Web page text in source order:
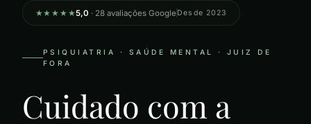
★★★★★5,0 · 28 avaliações Google Desde 2023
PSIQUIATRIA · SAÚDE MENTAL · JUIZ DE
FORA
Cuidado com a